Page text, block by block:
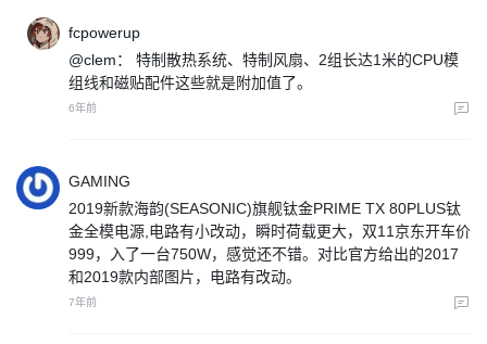
fcpowerup
@clem：
特制散热系统、特制风扇、2组长达1米的CPU模
组线和磁贴配件这些就是附加值了。
6年前
GAMING
2019新款海韵(SEASONIC)旗舰钛金PRIME TX 80PLUS钛
金全模电源,电路有小改动，瞬时荷载更大，双11京东开车价
999，入了一台750W，感觉还不错。对比官方给出的2017
和2019款内部图片，电路有改动。
7年前